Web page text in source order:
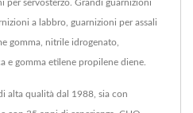
per servosterzo. Grandi guarnizioni
a labbro, guarnizioni per assali
gomma, nitrile idrogenato,
e gomma etilene propilene diene.
alta qualità dal 1988, sia con